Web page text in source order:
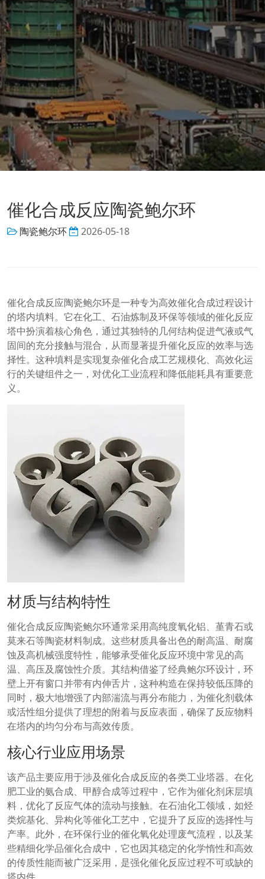
催化合成反应陶瓷鲍尔环
陶瓷鲍尔环 2026-05-18
催化合成反应陶瓷鲍尔环是一种专为高效催化合成过程设计
的塔内填料。它在化工、石油炼制及环保等领域的催化反应
塔中扮演着核心角色，通过其独特的几何结构促进气液或气
固间的充分接触与混合，从而显著提升催化反应的效率与选
择性。这种填料是实现复杂催化合成工艺规模化、高效化运
行的关键组件之一，对优化工业流程和降低能耗具有重要意
义。
材质与结构特性
催化合成反应陶瓷鲍尔环通常采用高纯度氧化铝、堇青石或
莫来石等陶瓷材料制成。这些材质具备出色的耐高温、耐腐
蚀及高机械强度特性，能够承受催化反应环境中常见的高
温、高压及腐蚀性介质。其结构借鉴了经典鲍尔环设计，环
壁上开有窗口并带有内伸舌片，这种构造在保持较低压降的
同时，极大地增强了内部湍流与再分布能力，为催化剂载体
或活性组分提供了理想的附着与反应表面，确保了反应物料
在塔内的均匀分布与高效传质。
核心行业应用场景
该产品主要应用于涉及催化合成反应的各类工业塔器。在化
肥工业的氨合成、甲醇合成等过程中，它作为催化剂床层填
料，优化了反应气体的流动与接触。在石油化工领域，如烃
类烷基化、异构化等催化工艺中，它提升了反应的选择性与
产率。此外，在环保行业的催化氧化处理废气流程，以及某
些精细化学品催化合成中，它也因其稳定的化学惰性和高效
的传质性能而被广泛采用，是强化催化反应过程不可或缺的